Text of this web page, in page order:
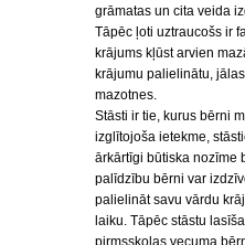
grāmatas un cita veida
Tāpēc ļoti uztraucošs ir
krājums kļūst arvien
krājumu palielinātu,
mazotnes.
Stāsti ir tie, kurus bērni
izglītojoša ietekme,
ārkārtīgi būtiska nozīme
palīdzību bērni var
palielināt savu vārdu
laiku. Tāpēc stāstu
pirmsskolas vecuma